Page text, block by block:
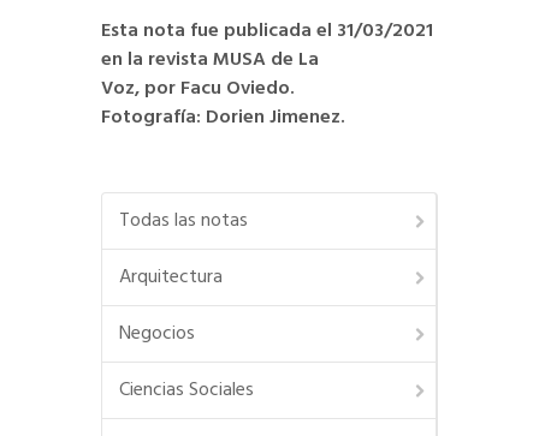
Esta nota fue publicada el 31/03/2021
en la revista MUSA de La
Voz, por Facu Oviedo.
Fotografía: Dorien Jimenez.
Todas las notas
Arquitectura
Negocios
Ciencias Sociales